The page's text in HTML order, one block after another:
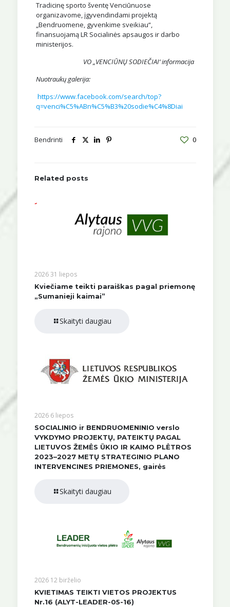
Tradicinę sporto šventę Venciūnuose
organizavome, įgyvendindami projektą
„Bendruomene, gyvenkime sveikiau“,
finansuojamą LR Socialinės apsaugos ir darbo
ministerijos.
VO „VENCIŪNŲ SODIEČIAI‘ informacija
Nuotraukų galerija:
https://www.facebook.com/search/top?
q=venci%C5%ABn%C5%B3%20sodie%C4%8Diai
Bendrinti 0
Related posts
2026 31 liepos
Kviečiame teikti paraiškas pagal priemonę
„Sumanieji kaimai”
Skaityti daugiau
2026 6 liepos
SOCIALINIO ir BENDRUOMENINIO verslo
VYKDYMO PROJEKTŲ, PATEIKTŲ PAGAL
LIETUVOS ŽEMĖS ŪKIO IR KAIMO PLĖTROS
2023–2027 METŲ STRATEGINIO PLANO
INTERVENCINES PRIEMONES, gairės
Skaityti daugiau
2026 12 birželio
KVIETIMAS TEIKTI VIETOS PROJEKTUS
Nr.16 (ALYT-LEADER-05-16)